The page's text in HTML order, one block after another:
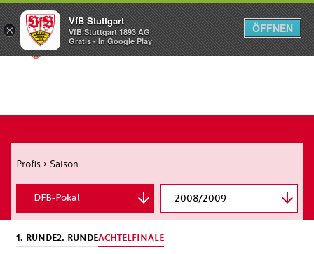
Menü
Profis › Saison
2008/2009
Bundesliga
DFB-Pokal
1. RUNDE2. RUNDEACHTELFINALE
×
VfB Stuttgart
VfB Stuttgart 1893 AG
Gratis - In Google Play
ÖFFNEN